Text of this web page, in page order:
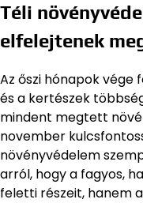
Téli
elfelejtenek
Az őszi hónapok vége
és a kertészek
mindent megtett
november
növényvédelem
arról, hogy a fagyos,
feletti részeit, hanem